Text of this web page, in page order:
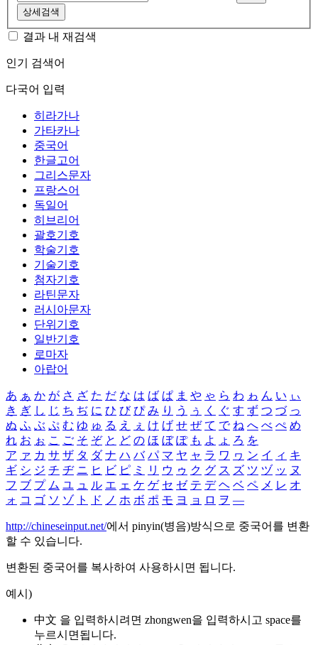
상세검색
결과 내 재검색
인기 검색어
다국어 입력
히라가나
가타카나
중국어
한글고어
그리스문자
프랑스어
독일어
히브리어
괄호기호
학술기호
기술기호
첨자기호
라틴문자
러시아문자
단위기호
일반기호
로마자
아랍어
あ ぁ か が さ ざ た だ な は ば ぱ ま や ゃ ら わ ゎ ん い ぃ
き ぎ し じ ち ぢ に ひ び ぴ み り う ぅ く ぐ す ず つ づ っ
ぬ ふ ぶ ぷ む ゆ ゅ る え ぇ け げ せ ぜ て で ね へ べ ぺ め
れ お ぉ こ ご そ ぞ と ど の ほ ぼ ぽ も よ ょ ろ を
ア ァ カ サ ザ タ ダ ナ ハ バ パ マ ヤ ャ ラ ワ ヮ ン イ ィ キ
ギ シ ジ チ ヂ ニ ヒ ビ ピ ミ リ ウ ゥ ク グ ス ズ ツ ヅ ッ ヌ
フ ブ プ ム ユ ュ ル エ ェ ケ ゲ セ ゼ テ デ ヘ ベ ペ メ レ オ
ォ コ ゴ ソ ゾ ト ド ノ ホ ボ ポ モ ヨ ョ ロ ヲ ―
http://chineseinput.net/에서 pinyin(병음)방식으로 중국어를 변환
할 수 있습니다.
변환된 중국어를 복사하여 사용하시면 됩니다.
예시)
中文 을 입력하시려면 zhongwen을 입력하시고 space를
누르시면됩니다.